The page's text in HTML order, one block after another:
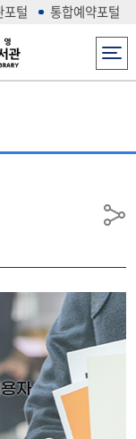
포털 통합예약포털
전체메뉴
공
자